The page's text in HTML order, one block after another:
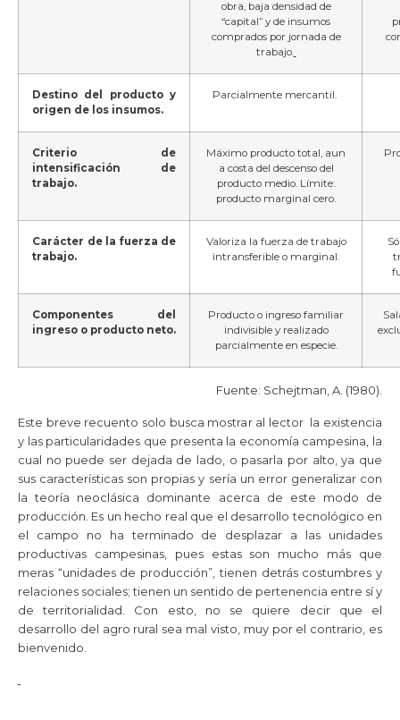
obra, baja densidad de
“capital” y de insumos
comprados por jornada de
trabajo.
Destino del producto y
origen de los insumos.
Parcialmente mercantil.
Criterio de
intensificación de
trabajo.
Máximo producto total, aun
a costa del descenso del
producto medio. Límite:
producto marginal cero.
Carácter de la fuerza de
trabajo.
Valoriza la fuerza de trabajo
intransferible o marginal.
Componentes del
ingreso o producto neto.
Producto o ingreso familiar
indivisible y realizado
parcialmente en especie.
Fuente: Schejtman, A. (1980).
Este breve recuento solo busca mostrar al lector la existencia
y las particularidades que presenta la economía campesina, la
cual no puede ser dejada de lado, o pasarla por alto, ya que
sus características son propias y sería un error generalizar con
la teoría neoclásica dominante acerca de este modo de
producción. Es un hecho real que el desarrollo tecnológico en
el campo no ha terminado de desplazar a las unidades
productivas campesinas, pues estas son mucho más que
meras “unidades de producción”, tienen detrás costumbres y
relaciones sociales; tienen un sentido de pertenencia entre sí y
de territorialidad. Con esto, no se quiere decir que el
desarrollo del agro rural sea mal visto, muy por el contrario, es
bienvenido.